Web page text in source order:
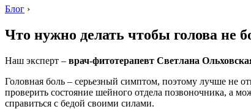
Блог ›
Что нужно делать чтобы голова не
Наш эксперт – врач-фитотерапевт Светлана
Головная боль – серьезный симптом, поэтому лучше не
проверить состояние шейного отдела позвоночника, а
справиться с бедой своими силами.